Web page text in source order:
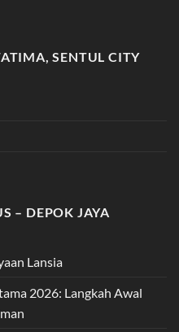
SENTUL CITY
– DEPOK JAYA
Lansia
2026: Langkah Awal